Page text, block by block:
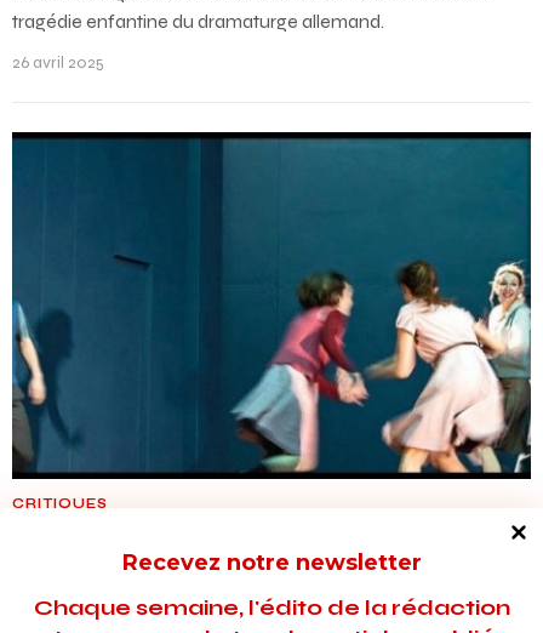
tragédie enfantine du dramaturge allemand.
26 avril 2025
CRITIQUES
Les tourments sombres, violents de
l’adolescence
Présenté dans le cadre de de la Comédie Continue, L'Eveil du
Recevez notre newsletter
Chaque semaine, l'édito de la rédaction